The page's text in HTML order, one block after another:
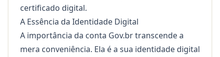
certificado digital.
A Essência da Identidade Digital
A importância da conta Gov.br transcende a
mera conveniência. Ela é a sua identidade digital